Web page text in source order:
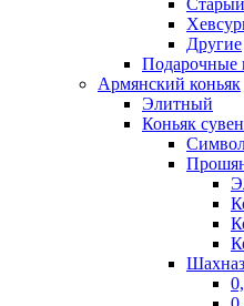
Другие
Подарочные
Армянский коньяк
Элитный
Коньяк